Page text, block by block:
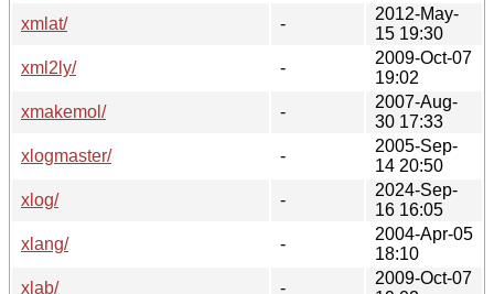
xmlat/
-
2012-May-
15 19:30
xml2ly/
-
2009-Oct-07
19:02
xmakemol/
-
2007-Aug-
30 17:33
xlogmaster/
-
2005-Sep-
14 20:50
xlog/
-
2024-Sep-
16 16:05
xlang/
-
2004-Apr-05
18:10
xlab/
-
2009-Oct-07